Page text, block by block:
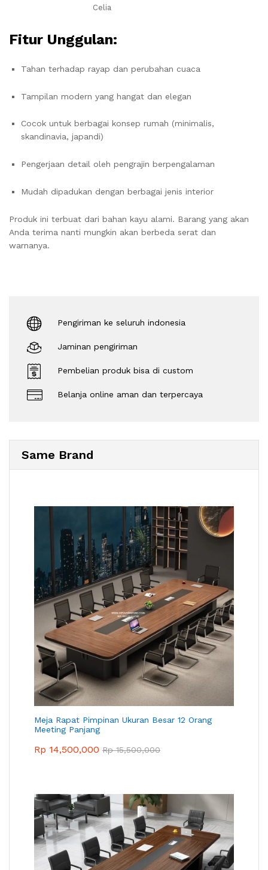
Celia
Fitur Unggulan:
Tahan terhadap rayap dan perubahan cuaca
Tampilan modern yang hangat dan elegan
Cocok untuk berbagai konsep rumah (minimalis,
skandinavia, japandi)
Pengerjaan detail oleh pengrajin berpengalaman
Mudah dipadukan dengan berbagai jenis interior
Produk ini terbuat dari bahan kayu alami. Barang yang akan
Anda terima nanti mungkin akan berbeda serat dan
warnanya.
Pengiriman ke seluruh indonesia
Jaminan pengiriman
Pembelian produk bisa di custom
Belanja online aman dan terpercaya
Same Brand
Meja Rapat Pimpinan Ukuran Besar 12 Orang
Meeting Panjang
Rp 14,500,000 Rp15,500,000